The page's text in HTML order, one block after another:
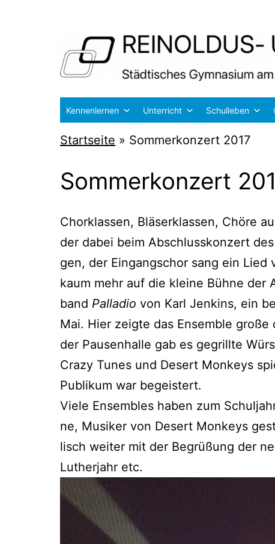
Reinoldus-
und
Schiller-
Dortmund
Kennenlernen Unterricht Schulleben
Startseite » Sommerkonzert 2017
Sommerkonzert
Chor­klas­sen, Blä­ser­klas­sen, Chö­re
der dabei beim Abschluss­kon­zert
gen, der Ein­gangs­chor sang ein
kaum mehr auf die klei­ne Büh­ne
band Pal­la­dio von Karl Jenk­ins, ein
Mai. Hier zeig­te das Ensem­ble
der Pau­sen­hal­le gab es gegrill­te
Cra­zy Tunes und Desert Mon­keys
Publi­kum war begeistert.
Vie­le Ensem­bles haben zum
ne, Musi­ker von Desert Mon­keys
lisch wei­ter mit der Begrü­ßung der
Luther­jahr etc.